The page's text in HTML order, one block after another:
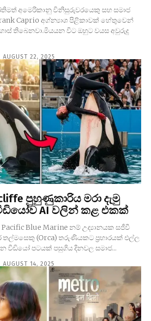
අමෙරිකානු විනිසුරුවරයෙකු සහ සමාජ
Caprio අග්න්‍යාශ පිළිකාවක් හේතුවෙන්
තිබෙනවා.මියයන විට ඔහුට වයස අවුරුදු
AUGUST 22, 2025
පුහුණුකාරිය මරා දැමු
AI වලින් කළ එකක්
Pacific Blue Marine නම් උද්‍යානයක සජීවී
තල්මසෙකු (Orca) තරුණියකට ප්‍රහාරයක් එල්ල
වීඩියෝ පටයක් පසුගිය දිනවල සමාජ...
AUGUST 14, 2025